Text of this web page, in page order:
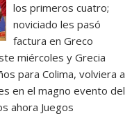
los primeros cuatro;
noviciado les pasó
factura en Greco
miércoles y Grecia
para Colima, volviera a
en el magno evento del
ahora Juegos